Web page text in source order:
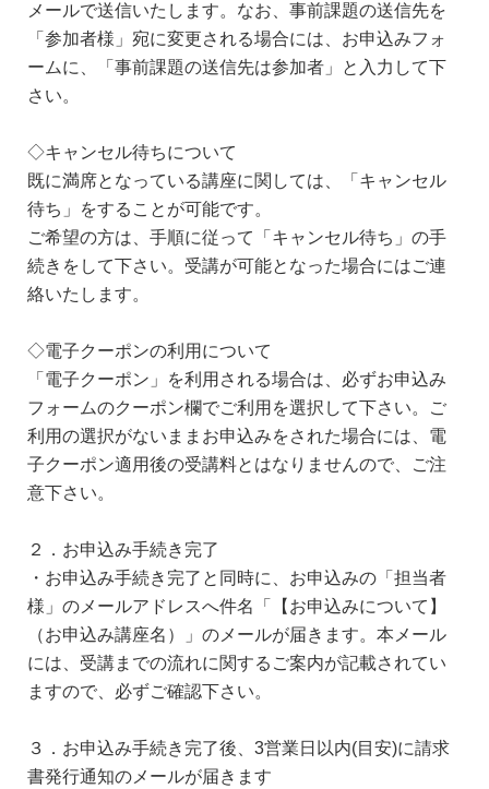
メールで送信いたします。なお、事前課題の送信先を
「参加者様」宛に変更される場合には、お申込みフォ
ームに、「事前課題の送信先は参加者」と入力して下
さい。
◇キャンセル待ちについて
既に満席となっている講座に関しては、「キャンセル
待ち」をすることが可能です。
ご希望の方は、手順に従って「キャンセル待ち」の手
続きをして下さい。受講が可能となった場合にはご連
絡いたします。
◇電子クーポンの利用について
「電子クーポン」を利用される場合は、必ずお申込み
フォームのクーポン欄でご利用を選択して下さい。ご
利用の選択がないままお申込みをされた場合には、電
子クーポン適用後の受講料とはなりませんので、ご注
意下さい。
２．お申込み手続き完了
・お申込み手続き完了と同時に、お申込みの「担当者
様」のメールアドレスへ件名「【お申込みについて】
（お申込み講座名）」のメールが届きます。本メール
には、受講までの流れに関するご案内が記載されてい
ますので、必ずご確認下さい。
３．お申込み手続き完了後、3営業日以内(目安)に請求
書発行通知のメールが届きます